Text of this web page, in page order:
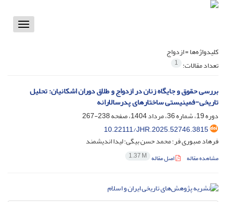
Toggle
کلیدواژه‌ها =ازدواج
تعداد مقالات: 1
بررسی حقوق و جایگاه زنان در ازدواج و طلاق دوران اشکانیان: تحلیل
تاریخی-فمینیستی ساختارهای پدرسالارانه
دوره 19، شماره 36، مرداد 1404، صفحه
238-267
10.22111/JHR.2025.52746.3815
فرهاد صبوری فر؛ محمد حسن بیگی؛ لیدا اندیشمند
مشاهده مقاله اصل مقاله 1.37 M